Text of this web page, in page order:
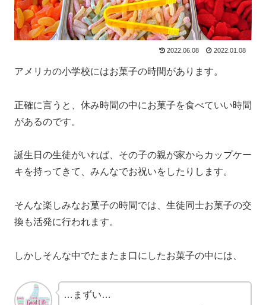
2022.06.08 2022.01.08
アメリカの小学校にはお菓子の時間があります。
正確に言うと、休み時間の中にお菓子を食べていい時間
があるのです。
誕生日の生徒がいれば、その子の親が家からカップケー
キを持ってきて、みんなでお祝いをしたりします。
そんな楽しみなお菓子の時間では、生徒同士お菓子の交
換も活発に行われます。
しかしそんな中でたまたま口にしたお菓子の中には、
…まずい…